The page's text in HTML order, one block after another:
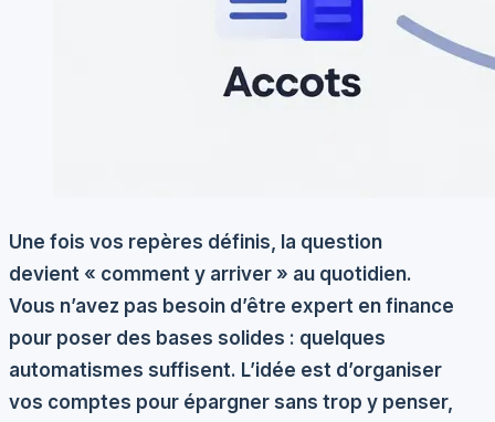
Une fois vos repères définis, la question
devient « comment y arriver » au quotidien.
Vous n’avez pas besoin d’être expert en finance
pour poser des bases solides : quelques
automatismes suffisent. L’idée est d’organiser
vos comptes pour épargner sans trop y penser,